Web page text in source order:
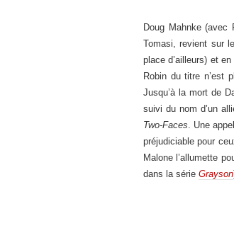
Doug Mahnke
Tomasi, revient sur
place d’ailleurs) et
Robin du titre n’est
Jusqu’à la mort de
suivi du nom d’un
Two-Faces. Une
préjudiciable pour
Malone l’allumette
dans la série Grayson